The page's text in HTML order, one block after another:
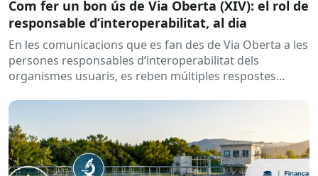
Com fer un bon ús de Via Oberta (XIV): el rol de
responsable d’interoperabilitat, al dia
En les comunicacions que es fan des de Via Oberta a les
persones responsables d’interoperabilitat dels
organismes usuaris, es reben múltiples respostes